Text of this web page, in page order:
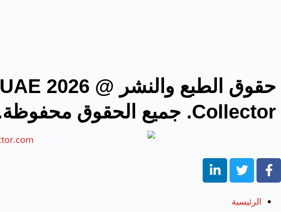
حقوق الطبع والنشر @ 2026 UAE
Collector. جميع الحقوق محفوظة.
الرئيسية